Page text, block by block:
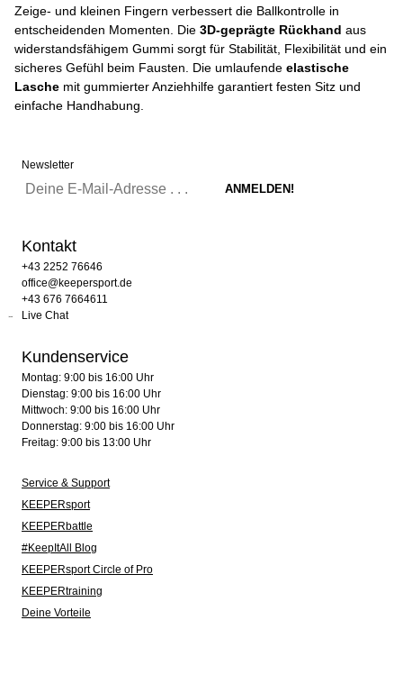
Zeige- und kleinen Fingern verbessert die Ballkontrolle in
entscheidenden Momenten. Die 3D-geprägte Rückhand aus
widerstandsfähigem Gummi sorgt für Stabilität, Flexibilität und ein
sicheres Gefühl beim Fausten. Die umlaufende elastische
Lasche mit gummierter Anziehhilfe garantiert festen Sitz und
einfache Handhabung.
Newsletter
Kontakt
+43 2252 76646
office@keepersport.de
+43 676 7664611
Live Chat
Kundenservice
Montag: 9:00 bis 16:00 Uhr
Dienstag: 9:00 bis 16:00 Uhr
Mittwoch: 9:00 bis 16:00 Uhr
Donnerstag: 9:00 bis 16:00 Uhr
Freitag: 9:00 bis 13:00 Uhr
Service & Support
KEEPERsport
KEEPERbattle
#KeepItAll Blog
KEEPERsport Circle of Pro
KEEPERtraining
Deine Vorteile